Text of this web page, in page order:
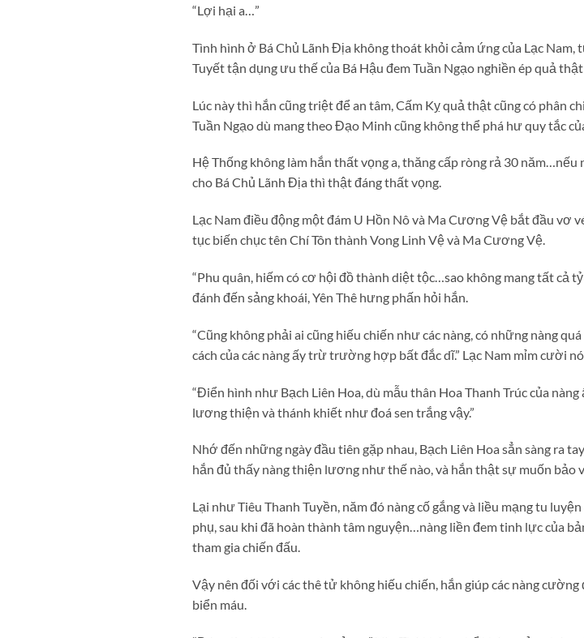
“Lợi hại a…”
Tình hình ở Bá Chủ Lãnh Địa không thoát khỏi cảm ứng của Lạc
Tuyết tận dụng ưu thế của Bá Hậu đem Tuần Ngạo nghiền ép quả
Lúc này thì hắn cũng triệt để an tâm, Cấm Kỵ quả thật cũng có phân
Tuần Ngạo dù mang theo Đạo Minh cũng không thể phá hư quy tắc
Hệ Thống không làm hắn thất vọng a, thăng cấp ròng rả 30
cho Bá Chủ Lãnh Địa thì thật đáng thất vọng.
Lạc Nam điều động một đám U Hồn Nô và Ma Cương Vệ bắt đầu vơ
tục biến chục tên Chí Tôn thành Vong Linh Vệ và Ma Cương Vệ.
“Phu quân, hiếm có cơ hội đồ thành diệt tộc…sao không mang tất cả
đánh đến sảng khoái, Yên Thê hưng phấn hỏi hắn.
“Cũng không phải ai cũng hiếu chiến như các nàng, có những nàng
cách của các nàng ấy trừ trường hợp bất đắc dĩ.” Lạc Nam mỉm cười
“Điển hình như Bạch Liên Hoa, dù mẫu thân Hoa Thanh Trúc của
lương thiện và thánh khiết như đoá sen trắng vậy.”
Nhớ đến những ngày đầu tiên gặp nhau, Bạch Liên Hoa sẳn sàng ra
hắn đủ thấy nàng thiện lương như thế nào, và hắn thật sự muốn bảo
Lại như Tiêu Thanh Tuyền, năm đó nàng cố gắng và liều mạng tu
phụ, sau khi đã hoàn thành tâm nguyện…nàng liền đem tinh lực của
tham gia chiến đấu.
Vậy nên đối với các thê tử không hiếu chiến, hắn giúp các nàng
biển máu.